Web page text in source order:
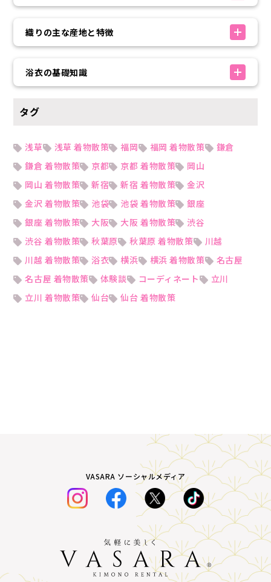
織りの主な産地と特徴
浴衣の基礎知識
タグ
浅草 浅草 着物散策 福岡 福岡 着物散策
鎌倉
鎌倉 着物散策
京都 京都 着物散策
岡山
岡山 着物散策
新宿 新宿 着物散策
金沢
金沢 着物散策
池袋 池袋 着物散策
銀座
銀座 着物散策
大阪 大阪 着物散策
渋谷
渋谷 着物散策
秋葉原 秋葉原 着物散策
川越
川越 着物散策
浴衣 横浜 横浜 着物散策
名古屋
名古屋 着物散策
体験談 コーディネート
立川
立川 着物散策
仙台 仙台 着物散策
VASARA ソーシャルメディア